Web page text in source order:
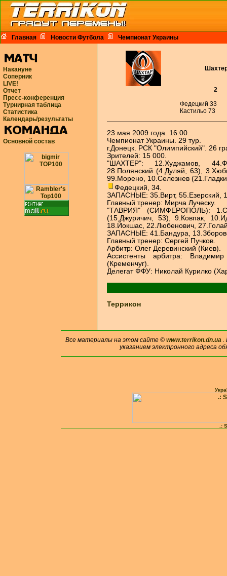
Главная Новости Футбола Чемпионат Украины
Накануне
Соперник
LIVE!
Отчет
Пресс-конференция
Турнирная таблица
Статистика
Календарь/результаты
Основной состав
2
Федецкий 33
Кастильо 73
23 мая 2009 года. 16:00.
Чемпионат Украины. 29 тур.
г.Донецк. РСК "Олимпийский". 26
Зрителей: 15 000.
"ШАХТЕР": 12.Худжамов,
28.Полянский (4.Дуляй, 63),
99.Морено, 10.Селезнев
Федецкий, 34.
ЗАПАСНЫЕ: 35.Вирт, 55.Езерский,
Главный тренер: Мирча Луческу.
"ТАВРИЯ" (СИМФЕРОПОЛЬ):
(15.Джуричич, 53), 9.Ковпак,
18.Йокшас, 22.Любенович,
ЗАПАСНЫЕ: 41.Бандура,
Главный тренер: Сергей Пучков.
Арбитр: Олег Деревинский (Киев).
Ассистенты арбитра:
(Кременчуг).
Делегат ФФУ: Николай Курилко
Террикон
Все материалы на этом сайте © www.terrikon.dn.ua.
указанием электронного адреса
.: